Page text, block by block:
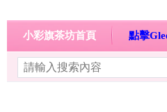
小彩旗茶坊首頁 點擊